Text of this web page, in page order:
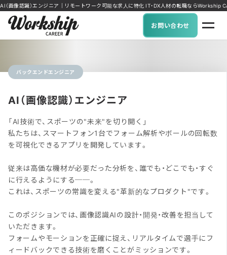
AI（画像認識）エンジニア｜リモートワーク可能な求人に特化 IT・DX人材の転職ならWorkship
お問い合わせ
バックエンドエンジニア
AI（画像認識）エンジニア
「AI技術で、スポーツの"未来"を切り開く」
私たちは、スマートフォン1台でフォーム解析やボールの回転数
を可視化できるアプリを開発しています。
従来は高価な機材が必要だった分析を、誰でも・どこでも・すぐ
に行えるようにする──。
これは、スポーツの常識を変える"革新的なプロダクト"です。
このポジションでは、画像認識AIの設計・開発・改善を担当して
いただきます。
フォームやモーションを正確に捉え、リアルタイムで選手にフ
ィードバックできる技術を磨くことがミッションです。